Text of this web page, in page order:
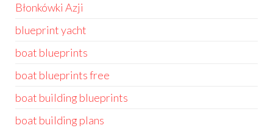
Błonkówki Azji
blueprint yacht
boat blueprints
boat blueprints free
boat building blueprints
boat building plans